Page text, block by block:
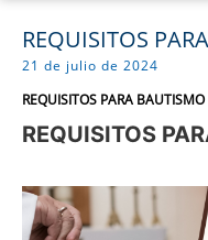
REQUISITOS
21 de julio de 2024
REQUISITOS PARA BAUTISMO
REQUISITOS
Imagen